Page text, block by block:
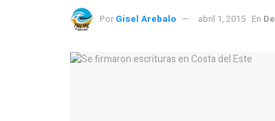
Por Gisel Arebalo abril 1, 2015 En